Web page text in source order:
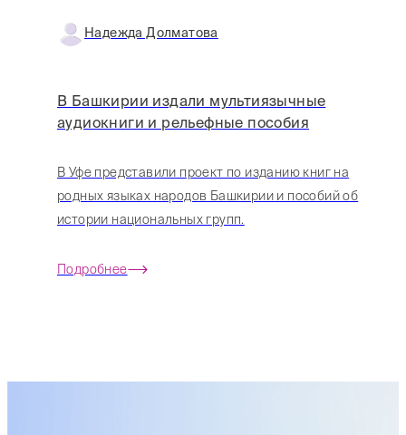
Надежда Долматова
В Башкирии издали мультиязычные
аудиокниги и рельефные пособия
В Уфе представили проект по изданию книг на
родных языках народов Башкирии и пособий об
истории национальных групп.
Подробнее